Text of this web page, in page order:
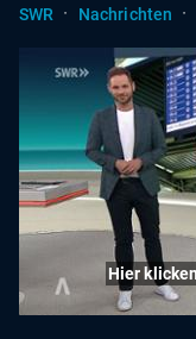
SWR
· Nachrichten ·
Hier